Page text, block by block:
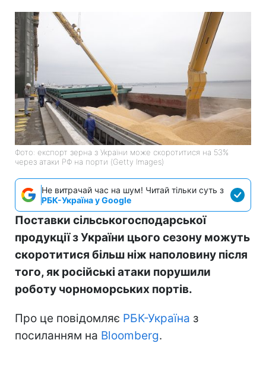
Фото: експорт зерна з України може скоротитися на 53%
через атаки РФ на порти (Getty Images)
Не витрачай час на шум! Читай тільки суть з
РБК-Україна у Google
Поставки сільськогосподарської
продукції з України цього сезону можуть
скоротитися більш ніж наполовину після
того, як російські атаки порушили
роботу чорноморських портів.
Про це повідомляє РБК-Україна з
посиланням на Bloomberg.